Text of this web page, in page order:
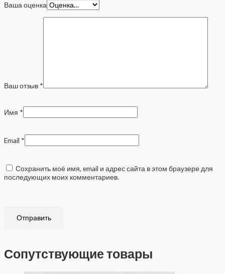
Ваша оценка
Ваш отзыв *
Имя *
Email *
Сохранить моё имя, email и адрес сайта в этом браузере для
последующих моих комментариев.
Сопутствующие товары